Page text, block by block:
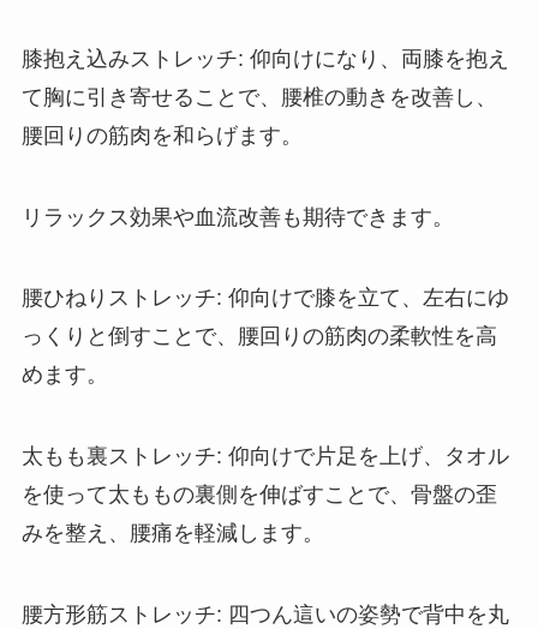
膝抱え込みストレッチ: 仰向けになり、両膝を抱え
て胸に引き寄せることで、腰椎の動きを改善し、
腰回りの筋肉を和らげます。
リラックス効果や血流改善も期待できます。
腰ひねりストレッチ: 仰向けで膝を立て、左右にゆ
っくりと倒すことで、腰回りの筋肉の柔軟性を高
めます。
太もも裏ストレッチ: 仰向けで片足を上げ、タオル
を使って太ももの裏側を伸ばすことで、骨盤の歪
みを整え、腰痛を軽減します。
腰方形筋ストレッチ: 四つん這いの姿勢で背中を丸